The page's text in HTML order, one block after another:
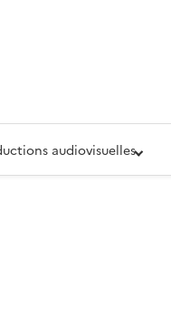
(ECPAD)
audiovisuelles